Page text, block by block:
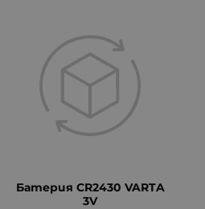
Батерия CR2430 VARTA
3V